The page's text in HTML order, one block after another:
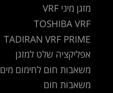
מזגן מיני VRF
TOSHIBA VRF
TADIRAN VRF PRIME
אפליקציה שלט למזגן
משאבות חום לחימום מים
משאבות חום